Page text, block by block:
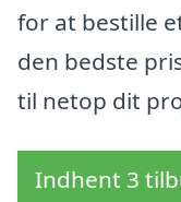
for at bestille
den bedste
til netop dit
Indhent 3